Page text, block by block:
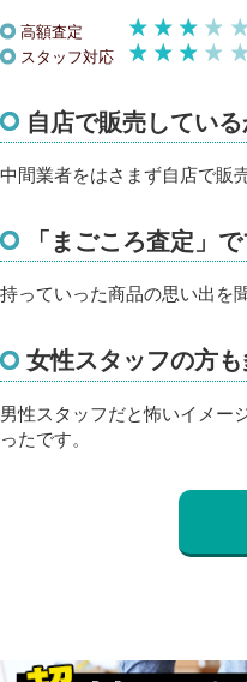
高額査定
スタッフ対応
自店で販売してい
中間業者をはさまず自店で販
「まごころ査定」
持っていった商品の思い出を
女性スタッフの方
男性スタッフだと怖いイメー
ったです。